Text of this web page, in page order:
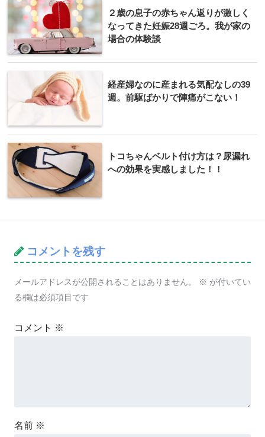
２歳の息子の赤ちゃん返りが激しく
なってきた妊娠28週ごろ。我が家の
場合の体験談
経産婦なのに産まれる気配なしの39
週。前駆ばかりで陣痛がこない！
トコちゃんベルト付け方は？尿漏れ
への効果を実感しました！！
コメントを残す
メールアドレスが公開されることはありません。 ※ が付いてい
る欄は必須項目です
コメント ※
名前 ※